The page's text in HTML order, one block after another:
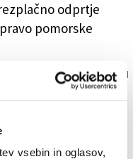
vsebin in oglasov,
odprtje
pomorske
komentarju
vojno med
dokončali
poroča francoska
sta 28. februarja